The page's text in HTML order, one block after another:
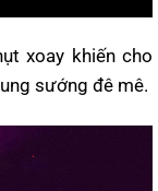
xoay khiến cho
sướng đê mê.